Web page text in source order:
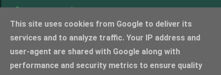
Partager 3 commentaires
Fourni par Blogger
This site uses cookies from Google to deliver its
services and to analyze traffic. Your IP address and
user-agent are shared with Google along with
performance and security metrics to ensure quality